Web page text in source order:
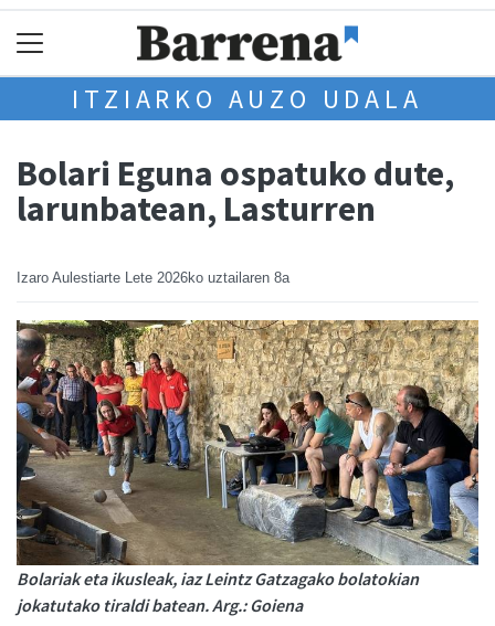
ITZIARKO AUZO UDALA
Bolari Eguna ospatuko dute,
larunbatean, Lasturren
Izaro Aulestiarte Lete 2026ko uztailaren 8a
Bolariak eta ikusleak, iaz Leintz Gatzagako bolatokian
jokatutako tiraldi batean. Arg.: Goiena